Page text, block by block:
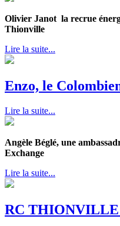
Olivier Janot la recrue
Thionville
Lire la suite...
Enzo, le
Lire la suite...
Angèle Béglé, une
Exchange
Lire la suite...
RC